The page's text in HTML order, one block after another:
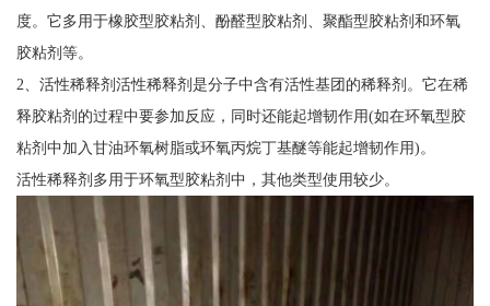
度。它多用于橡胶型胶粘剂、酚醛型胶粘剂、聚酯型胶粘剂和环氧
胶粘剂等。
2、活性稀释剂活性稀释剂是分子中含有活性基团的稀释剂。它在稀
释胶粘剂的过程中要参加反应，同时还能起增韧作用(如在环氧型胶
粘剂中加入甘油环氧树脂或环氧丙烷丁基醚等能起增韧作用)。
活性稀释剂多用于环氧型胶粘剂中，其他类型使用较少。